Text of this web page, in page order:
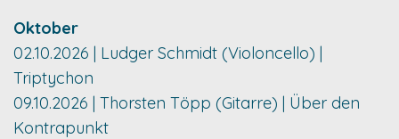
Oktober
02.10.2026 | Ludger Schmidt (Violoncello) |
Triptychon
09.10.2026 | Thorsten Töpp (Gitarre) | Über den
Kontrapunkt